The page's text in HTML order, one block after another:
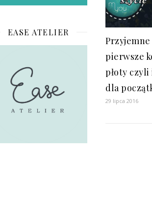
EASE ATELIER
pierwsze
płoty
dla
29 lipca 2016